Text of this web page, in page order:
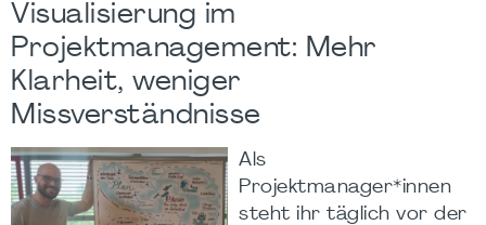
Visualisierung im
Projektmanagement: Mehr
Klarheit, weniger
Missverständnisse
Als
Projektmanager*innen
steht ihr täglich vor der